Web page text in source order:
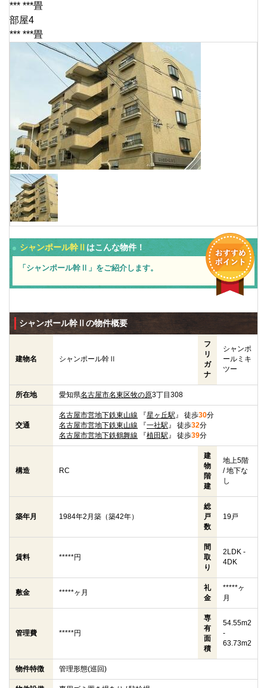
*** ***畳
部屋4
*** ***畳
シャンポール幹Ⅱはこんな物件！
「シャンポール幹Ⅱ」をご紹介します。
シャンポール幹Ⅱの物件概要
建物名 シャンポール幹Ⅱ
フ
リ
ガ
ナ
シャンポ
ールミキ
ツー
所在地 愛知県名古屋市名東区牧の原3丁目308
交通
名古屋市営地下鉄東山線 『星ヶ丘駅』 徒歩30分
名古屋市営地下鉄東山線 『一社駅』 徒歩32分
名古屋市営地下鉄鶴舞線 『植田駅』 徒歩39分
構造 RC
建
物
階
建
地上5階
/ 地下な
し
築年月 1984年2月築（築42年）
総
戸
数
19戸
賃料 *****円
間
取
り
2LDK -
4DK
敷金 *****ヶ月
礼
金
*****ヶ
月
管理費 *****円
専
有
面
積
54.55m2
-
63.73m2
物件特徴 管理形態(巡回)